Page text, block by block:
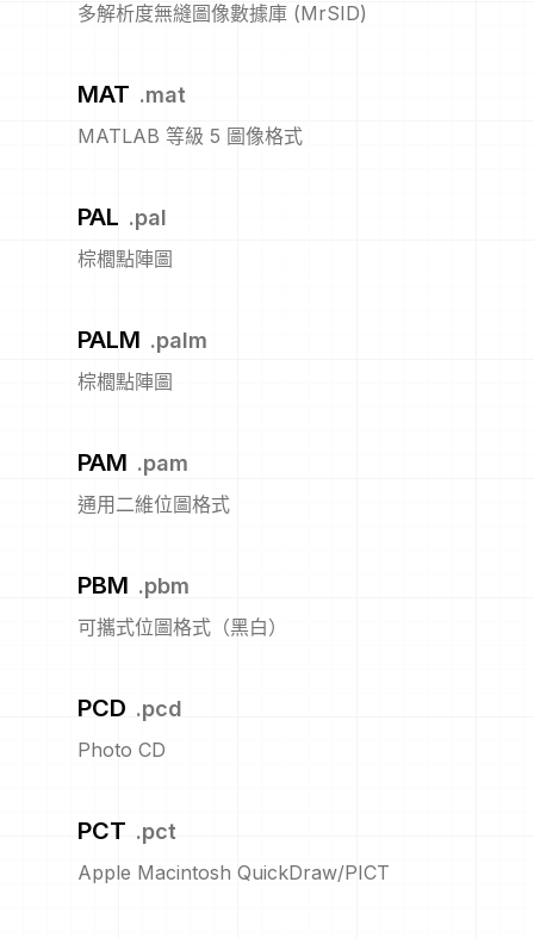
多解析度無縫圖像數據庫 (MrSID)
MAT .mat
MATLAB 等級 5 圖像格式
PAL .pal
棕櫚點陣圖
PALM .palm
棕櫚點陣圖
PAM .pam
通用二維位圖格式
PBM .pbm
可攜式位圖格式（黑白）
PCD .pcd
Photo CD
PCT .pct
Apple Macintosh QuickDraw/PICT